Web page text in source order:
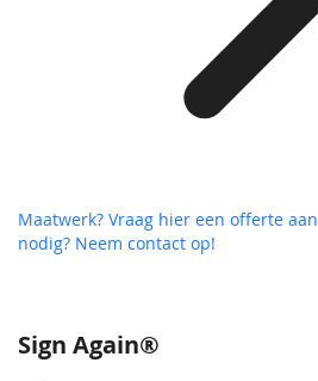
Sign Again®
Maatwerk? Vraag hier een offerte aan
nodig? Neem contact op!